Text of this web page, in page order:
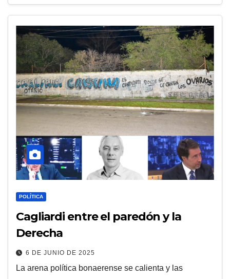
POLÍTICA
Cagliardi entre el paredón y la
Derecha
6 DE JUNIO DE 2025
La arena política bonaerense se calienta y las